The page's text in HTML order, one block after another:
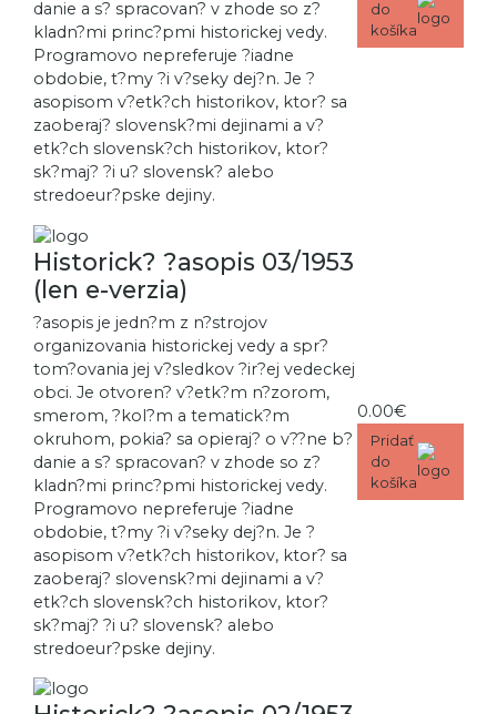
danie a s? spracovan? v zhode so z?
kladn?mi princ?pmi historickej vedy.
Programovo nepreferuje ?iadne
obdobie, t?my ?i v?seky dej?n. Je ?
asopisom v?etk?ch historikov, ktor? sa
zaoberaj? slovensk?mi dejinami a v?
etk?ch slovensk?ch historikov, ktor?
sk?maj? ?i u? slovensk? alebo
stredoeur?pske dejiny.
do
košíka
Historick? ?asopis 03/1953
(len e-verzia)
?asopis je jedn?m z n?strojov
organizovania historickej vedy a spr?
tom?ovania jej v?sledkov ?ir?ej vedeckej
obci. Je otvoren? v?etk?m n?zorom,
smerom, ?kol?m a tematick?m
okruhom, pokia? sa opieraj? o v??ne b?
danie a s? spracovan? v zhode so z?
kladn?mi princ?pmi historickej vedy.
Programovo nepreferuje ?iadne
obdobie, t?my ?i v?seky dej?n. Je ?
asopisom v?etk?ch historikov, ktor? sa
zaoberaj? slovensk?mi dejinami a v?
etk?ch slovensk?ch historikov, ktor?
sk?maj? ?i u? slovensk? alebo
stredoeur?pske dejiny.
0.00€
Pridať
do
košíka